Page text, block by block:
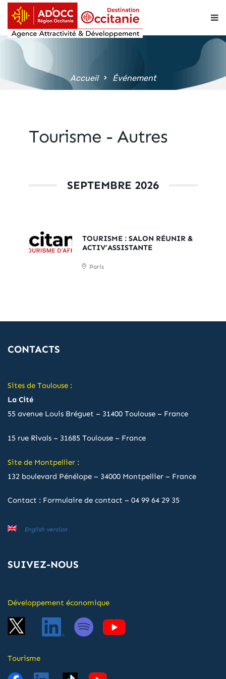
principal
Accueil Événement
Tourisme - Autres
SEPTEMBRE 2026
TOURISME : SALON RÉUNIR &
ACTIV’ASSISTANTE
Paris
CONTACTS
Sites de Toulouse :
La Cité
55 avenue Louis Bréguet – 31400 Toulouse – France
15 rue Rivals – 31685 Toulouse – France
Site de Montpellier :
132 boulevard Pénélope – 34000 Montpellier – France
Contact : Formulaire de contact – 04 99 64 29 35
English version
SUIVEZ-NOUS
Développement économique
Tourisme